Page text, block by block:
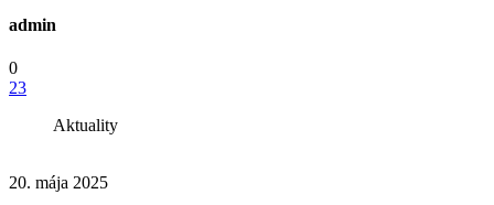
admin
0
23
Aktuality
20. mája 2025